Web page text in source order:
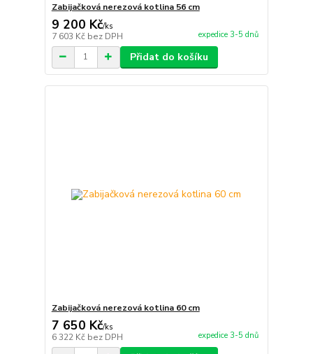
Zabijačková nerezová kotlina 56 cm
9 200 Kč/ks
7 603 Kč bez DPH expedice 3-5 dnů
Přidat do košíku
Zabijačková nerezová kotlina 60 cm
7 650 Kč/ks
6 322 Kč bez DPH expedice 3-5 dnů